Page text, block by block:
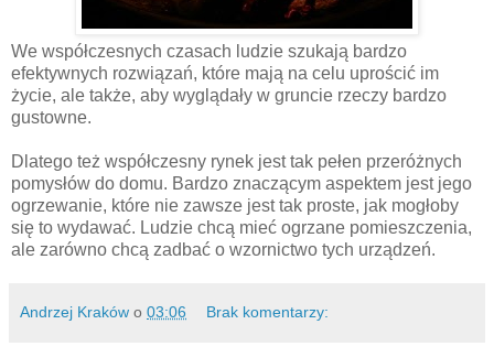
We współczesnych czasach ludzie szukają bardzo
efektywnych rozwiązań, które mają na celu uprościć im
życie, ale także, aby wyglądały w gruncie rzeczy bardzo
gustowne.
Dlatego też współczesny rynek jest tak pełen przeróżnych
pomysłów do domu. Bardzo znaczącym aspektem jest jego
ogrzewanie, które nie zawsze jest tak proste, jak mogłoby
się to wydawać. Ludzie chcą mieć ogrzane pomieszczenia,
ale zarówno chcą zadbać o wzornictwo tych urządzeń.
Andrzej Kraków o 03:06 Brak komentarzy: